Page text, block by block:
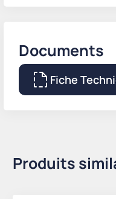
Documents
Fiche
Produits